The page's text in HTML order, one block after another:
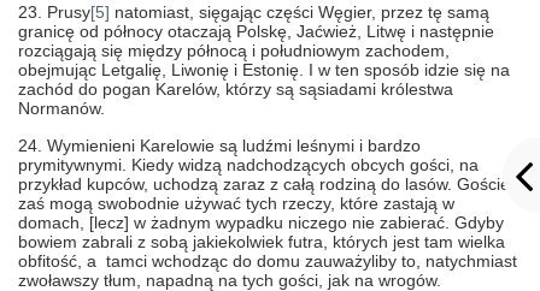
23. Prusy[5] natomiast, sięgając części Węgier, przez tę samą
granicę od północy otaczają Polskę, Jaćwież, Litwę i następnie
rozciągają się między północą i południowym zachodem,
obejmując Letgalię, Liwonię i Estonię. I w ten sposób idzie się na
zachód do pogan Karelów, którzy są sąsiadami królestwa
Normanów.
24. Wymienieni Karelowie są ludźmi leśnymi i bardzo
prymitywnymi. Kiedy widzą nadchodzących obcych gości, na
przykład kupców, uchodzą zaraz z całą rodziną do lasów. Goście
zaś mogą swobodnie używać tych rzeczy, które zastają w
domach, [lecz] w żadnym wypadku niczego nie zabierać. Gdyby
bowiem zabrali z sobą jakiekolwiek futra, których jest tam wielka
obfitość, a tamci wchodząc do domu zauważyliby to, natychmiast
zwoławszy tłum, napadną na tych gości, jak na wrogów.